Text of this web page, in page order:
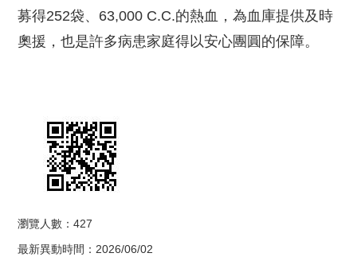
募得252袋、63,000 C.C.的熱血，為血庫提供及時
奧援，也是許多病患家庭得以安心團圓的保障。
瀏覽人數：427
最新異動時間：2026/06/02